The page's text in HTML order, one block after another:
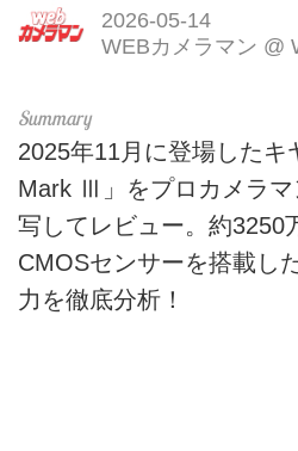
2026-05-14
WEBカメラマン @
2025年11月に登場したキ
Mark Ⅲ」をプロカメラマ
写してレビュー。約3250
CMOSセンサーを搭載し
力を徹底分析！